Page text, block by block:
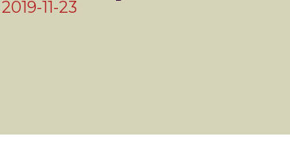
2019-11-23